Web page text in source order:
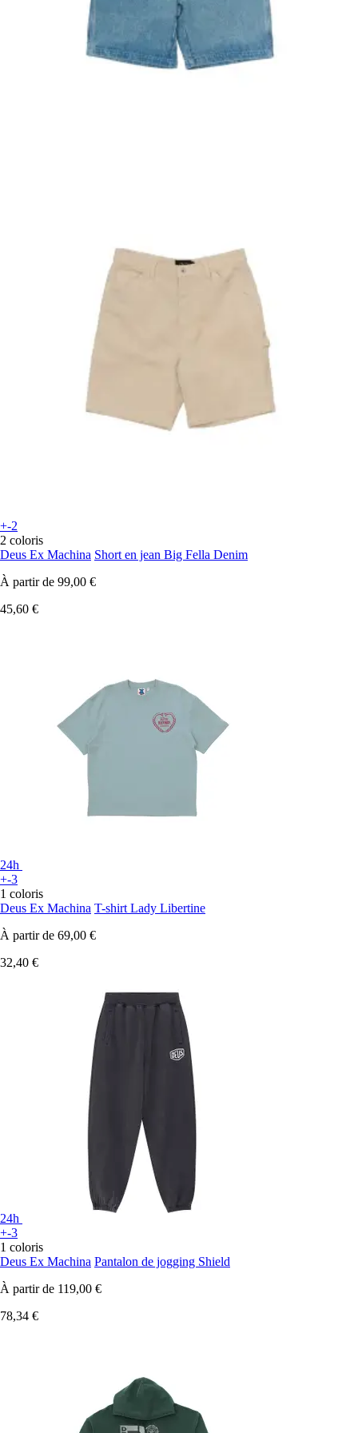
+-2
2 coloris
Deus Ex Machina Short en jean Big Fella Denim
À partir de 99,00 €
45,60 €
24h
+-3
1 coloris
Deus Ex Machina T-shirt Lady Libertine
À partir de 69,00 €
32,40 €
24h
+-3
1 coloris
Deus Ex Machina Pantalon de jogging Shield
À partir de 119,00 €
78,34 €